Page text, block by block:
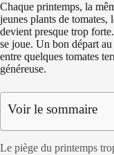
Chaque printemps, la
jeunes plants de
devient presque trop
se joue. Un bon départ
entre quelques tomates
généreuse.
Voir le sommaire
Le piège du printemps